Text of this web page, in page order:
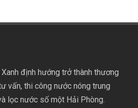
Xanh định hướng trở thành thương
vấn, thi công nước nóng trung
lọc nước số một Hải Phòng.